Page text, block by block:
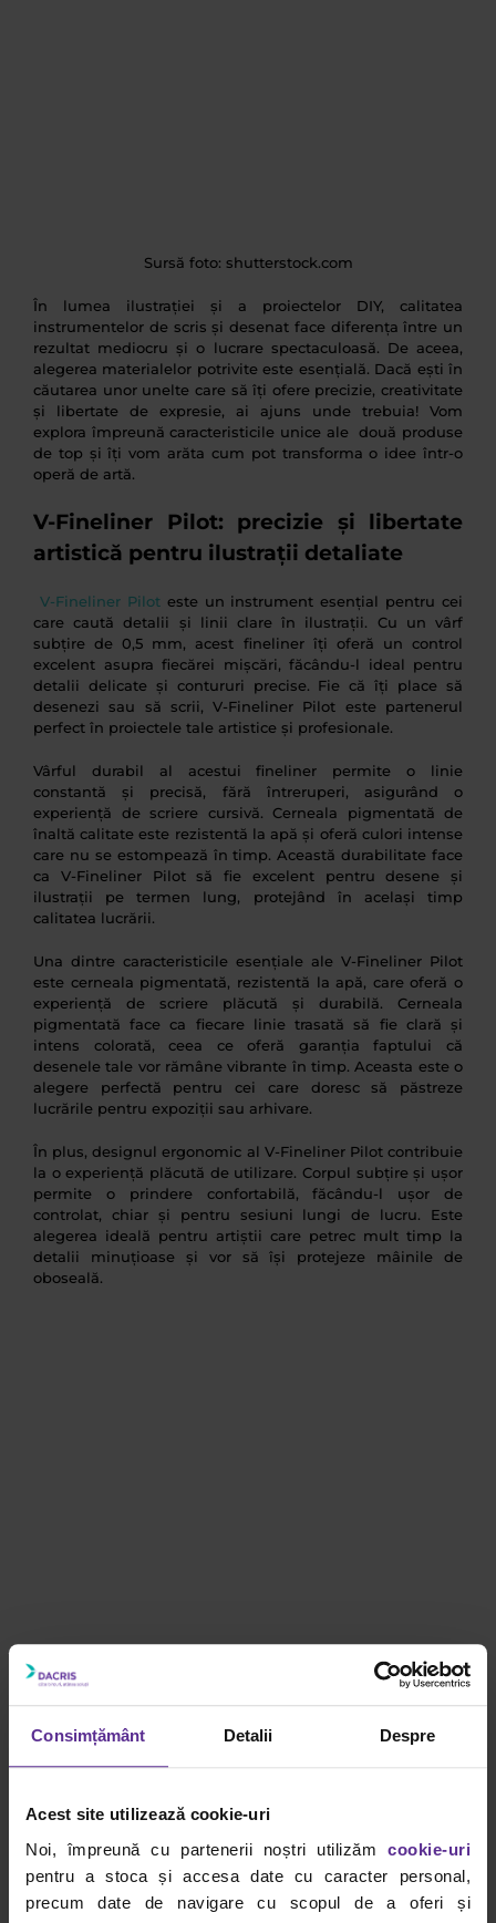
Consimțământ Detalii Despre
Acest site utilizează cookie-uri
Noi, împreună cu partenerii noștri utilizăm cookie-uri
pentru a stoca și accesa date cu caracter personal,
precum date de navigare cu scopul de a oferi și
Sursă foto: shutterstock.com
În lumea ilustrației și a proiectelor DIY, calitatea
instrumentelor de scris și desenat face diferența între un
rezultat mediocru și o lucrare spectaculoasă. De aceea,
alegerea materialelor potrivite este esențială. Dacă ești în
căutarea unor unelte care să îți ofere precizie, creativitate
și libertate de expresie, ai ajuns unde trebuia! Vom
explora împreună caracteristicile unice ale două produse
de top și îți vom arăta cum pot transforma o idee într-o
operă de artă.
V-Fineliner Pilot: precizie și libertate
artistică pentru ilustrații detaliate
V-Fineliner Piloteste un instrument esențial pentru cei
care caută detalii și linii clare în ilustrații. Cu un vârf
subțire de 0,5 mm, acest fineliner îți oferă un control
excelent asupra fiecărei mișcări, făcându-l ideal pentru
detalii delicate și contururi precise. Fie că îți place să
desenezi sau să scrii, V-Fineliner Pilot este partenerul
perfect în proiectele tale artistice și profesionale.
Vârful durabil al acestui fineliner permite o linie
constantă și precisă, fără întreruperi, asigurând o
experiență de scriere cursivă. Cerneala pigmentată de
înaltă calitate este rezistentă la apă și oferă culori intense
care nu se estompează în timp. Această durabilitate face
ca V-Fineliner Pilot să fie excelent pentru desene și
ilustrații pe termen lung, protejând în același timp
calitatea lucrării.
Una dintre caracteristicile esențiale ale V-Fineliner Pilot
este cerneala pigmentată, rezistentă la apă, care oferă o
experiență de scriere plăcută și durabilă. Cerneala
pigmentată face ca fiecare linie trasată să fie clară și
intens colorată, ceea ce oferă garanția faptului că
desenele tale vor rămâne vibrante în timp. Aceasta este o
alegere perfectă pentru cei care doresc să păstreze
lucrările pentru expoziții sau arhivare.
În plus, designul ergonomic al V-Fineliner Pilot contribuie
la o experiență plăcută de utilizare. Corpul subțire și ușor
permite o prindere confortabilă, făcându-l ușor de
controlat, chiar și pentru sesiuni lungi de lucru. Este
alegerea ideală pentru artiștii care petrec mult timp la
detalii minuțioase și vor să își protejeze mâinile de
oboseală.
Sursă foto: dacris.net
Markerul Pintor Pilot: soluția ideală
intense
Dacă ești în căutarea unui instrument practic care să
poată colora și decora aproape orice tip de suprafață,
markerul Pintor Pilot este vedeta
instrumentelor de scris.